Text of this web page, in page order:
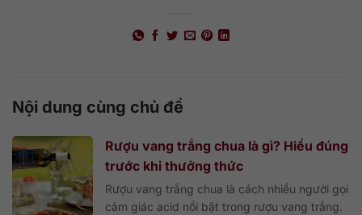
Nội dung cùng chủ đề
Rượu vang trắng chua là gì? Hiểu đúng
trước khi thưởng thức
Rượu vang trắng chua là cách nhiều người gọi
cảm giác acid nổi bật trong rượu vang trắng.